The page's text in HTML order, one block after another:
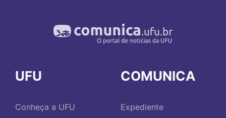
UFU
Conheça a UFU
COMUNICA
Expediente